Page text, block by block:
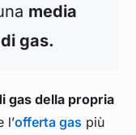
media
gas.
gas della propria
l’offerta gas più